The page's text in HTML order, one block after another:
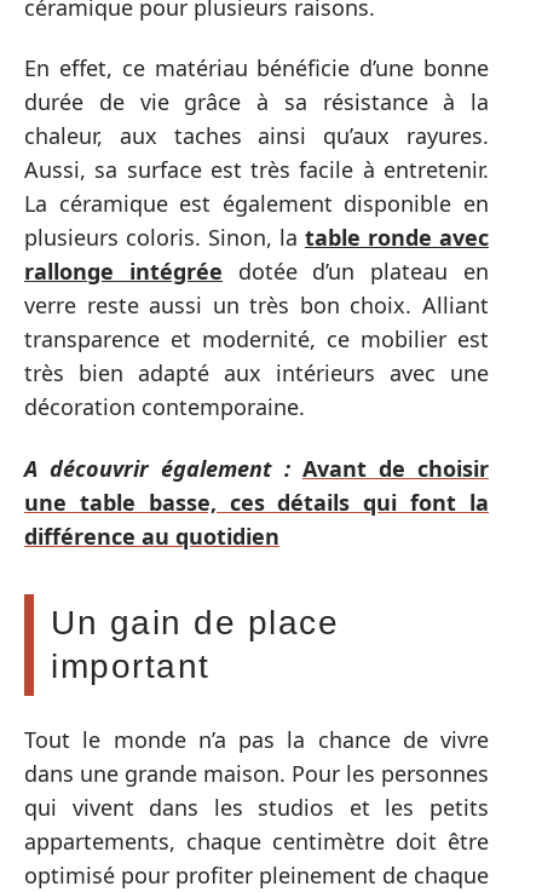
céramique pour plusieurs raisons.
En effet, ce matériau bénéficie d’une bonne
durée de vie grâce à sa résistance à la
chaleur, aux taches ainsi qu’aux rayures.
Aussi, sa surface est très facile à entretenir.
La céramique est également disponible en
plusieurs coloris. Sinon, la table ronde avec
rallonge intégrée dotée d’un plateau en
verre reste aussi un très bon choix. Alliant
transparence et modernité, ce mobilier est
très bien adapté aux intérieurs avec une
décoration contemporaine.
A découvrir également : Avant de choisir
une table basse, ces détails qui font la
différence au quotidien
Un gain de place
important
Tout le monde n’a pas la chance de vivre
dans une grande maison. Pour les personnes
qui vivent dans les studios et les petits
appartements, chaque centimètre doit être
optimisé pour profiter pleinement de chaque